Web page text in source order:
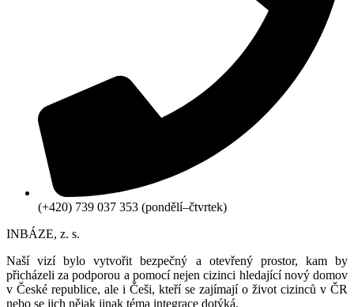
(+420) 739 037 353 (pondělí–čtvrtek)
INBÁZE, z. s.
Naší vizí bylo vytvořit bezpečný a otevřený prostor, kam by
přicházeli za podporou a pomocí nejen cizinci hledající nový domov
v České republice, ale i Češi, kteří se zajímají o život cizinců v ČR
nebo se jich nějak jinak téma integrace dotýká.